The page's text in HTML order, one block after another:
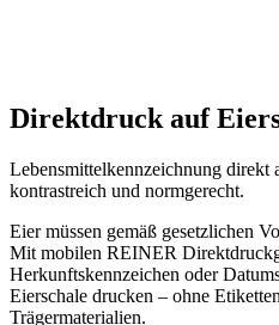
Direktdruck auf
Lebensmittelkennzeichnung direkt
kontrastreich und normgerecht.
Eier müssen gemäß gesetzlichen
Mit mobilen REINER
Herkunftskennzeichen oder
Eierschale drucken – ohne
Trägermaterialien.